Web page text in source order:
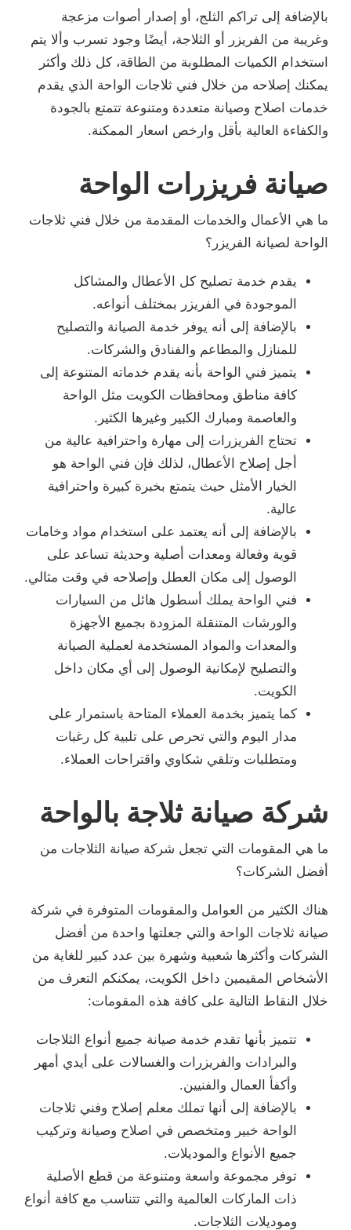
بالإضافة إلى تراكم الثلج، أو إصدار أصوات مزعجة
وغريبة من الفريزر أو الثلاجة، أيضًا وجود تسرب وألا يتم
استخدام الكميات المطلوبة من الطاقة، كل ذلك وأكثر
يمكنك إصلاحه من خلال فني ثلاجات الواحة الذي يقدم
خدمات اصلاح وصيانة متعددة ومتنوعة تتمتع بالجودة
والكفاءة العالية بأقل وارخص اسعار الممكنة.
صيانة فريزرات الواحة
ما هي الأعمال والخدمات المقدمة من خلال فني ثلاجات
الواحة لصيانة الفريزر؟
يقدم خدمة تصليح كل الأعطال والمشاكل
الموجودة في الفريزر بمختلف أنواعه.
بالإضافة إلى أنه يوفر خدمة الصيانة والتصليح
للمنازل والمطاعم والفنادق والشركات.
يتميز فني الواحة بأنه يقدم خدماته المتنوعة إلى
كافة مناطق ومحافظات الكويت مثل الواحة
والعاصمة ومبارك الكبير وغيرها الكثير.
تحتاج الفريزرات إلى مهارة واحترافية عالية من
أجل إصلاح الأعطال، لذلك فإن فني الواحة هو
الخيار الأمثل حيث يتمتع بخبرة كبيرة واحترافية
عالية.
بالإضافة إلى أنه يعتمد على استخدام مواد وخامات
قوية وفعالة ومعدات أصلية وحديثة تساعد على
الوصول إلى مكان العطل وإصلاحه في وقت مثالي.
فني الواحة يملك أسطول هائل من السيارات
والورشات المتنقلة المزودة بجميع الأجهزة
والمعدات والمواد المستخدمة لعملية الصيانة
والتصليح لإمكانية الوصول إلى أي مكان داخل
الكويت.
كما يتميز بخدمة العملاء المتاحة باستمرار على
مدار اليوم والتي تحرص على تلبية كل رغبات
ومتطلبات وتلقي شكاوي واقتراحات العملاء.
شركة صيانة ثلاجة بالواحة
ما هي المقومات التي تجعل شركة صيانة الثلاجات من
أفضل الشركات؟
هناك الكثير من العوامل والمقومات المتوفرة في شركة
صيانة ثلاجات الواحة والتي جعلتها واحدة من أفضل
الشركات وأكثرها شعبية وشهرة بين عدد كبير للغاية من
الأشخاص المقيمين داخل الكويت، يمكنكم التعرف من
خلال النقاط التالية على كافة هذه المقومات:
تتميز بأنها تقدم خدمة صيانة جميع أنواع الثلاجات
والبرادات والفريزرات والغسالات على أيدي أمهر
وأكفأ العمال والفنيين.
بالإضافة إلى أنها تملك معلم إصلاح وفني ثلاجات
الواحة خبير ومتخصص في اصلاح وصيانة وتركيب
جميع الأنواع والموديلات.
توفر مجموعة واسعة ومتنوعة من قطع الأصلية
ذات الماركات العالمية والتي تتناسب مع كافة أنواع
وموديلات الثلاجات.